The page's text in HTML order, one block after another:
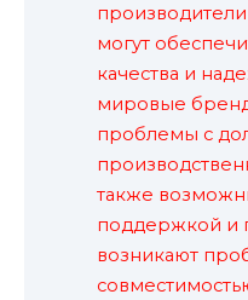
производители
могут
качества и
мировые
проблемы с
также
поддержкой и
возникают